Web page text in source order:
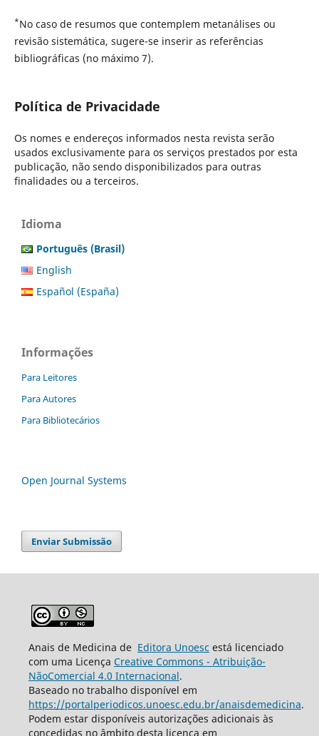
*No caso de resumos que contemplem metanálises ou
revisão sistemática, sugere-se inserir as referências
bibliográficas (no máximo 7).
Política de Privacidade
Os nomes e endereços informados nesta revista serão
usados exclusivamente para os serviços prestados por esta
publicação, não sendo disponibilizados para outras
finalidades ou a terceiros.
Idioma
Português (Brasil)
English
Español (España)
Informações
Para Leitores
Para Autores
Para Bibliotecários
Open Journal Systems
Enviar Submissão
Anais de Medicina de Editora Unoesc está licenciado
com uma Licença Creative Commons - Atribuição-
NãoComercial 4.0 Internacional.
Baseado no trabalho disponível em
https://portalperiodicos.unoesc.edu.br/anaisdemedicina.
Podem estar disponíveis autorizações adicionais às
concedidas no âmbito desta licença em